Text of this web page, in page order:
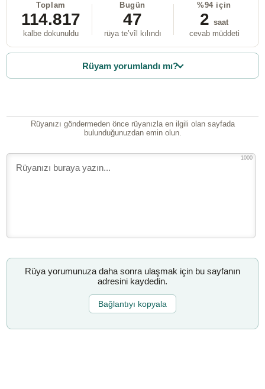
Toplam
114.817
kalbe dokunuldu
Bugün
47
rüya te’vîl kılındı
%94 için
2 saat
cevab müddeti
Rüyam yorumlandı mı?
Rüyanızı göndermeden önce rüyanızla en ilgili olan sayfada
bulunduğunuzdan emin olun.
1000
Rüya yorumunuza daha sonra ulaşmak için bu sayfanın
adresini kaydedin.
Bağlantıyı kopyala